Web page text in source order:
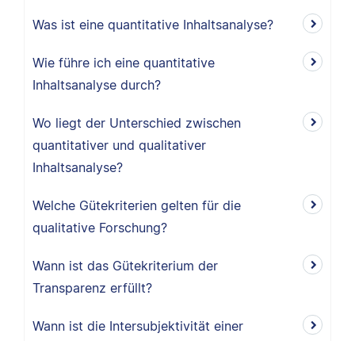
Was ist eine quantitative Inhaltsanalyse?
Wie führe ich eine quantitative
Inhaltsanalyse durch?
Wo liegt der Unterschied zwischen
quantitativer und qualitativer
Inhaltsanalyse?
Welche Gütekriterien gelten für die
qualitative Forschung?
Wann ist das Gütekriterium der
Transparenz erfüllt?
Wann ist die Intersubjektivität einer